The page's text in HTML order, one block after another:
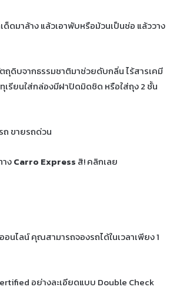
มาล้าง แล้วเอาพับหรือม้วนเป็นช่อ แล้ววาง
ดิบจากธรรมชาติมาช่วยดับกลิ่น ไร้สารเคมี
เรียนใส่กล่องมีฝาปิดมิดชิด หรือใส่ถุง 2 ชั้น
งCarro Express สิ! คลิกเลย
ไลน์ คุณสามารถจองรถได้ในเวลาเพียง 1
อย่างละเอียดแบบ Double Check